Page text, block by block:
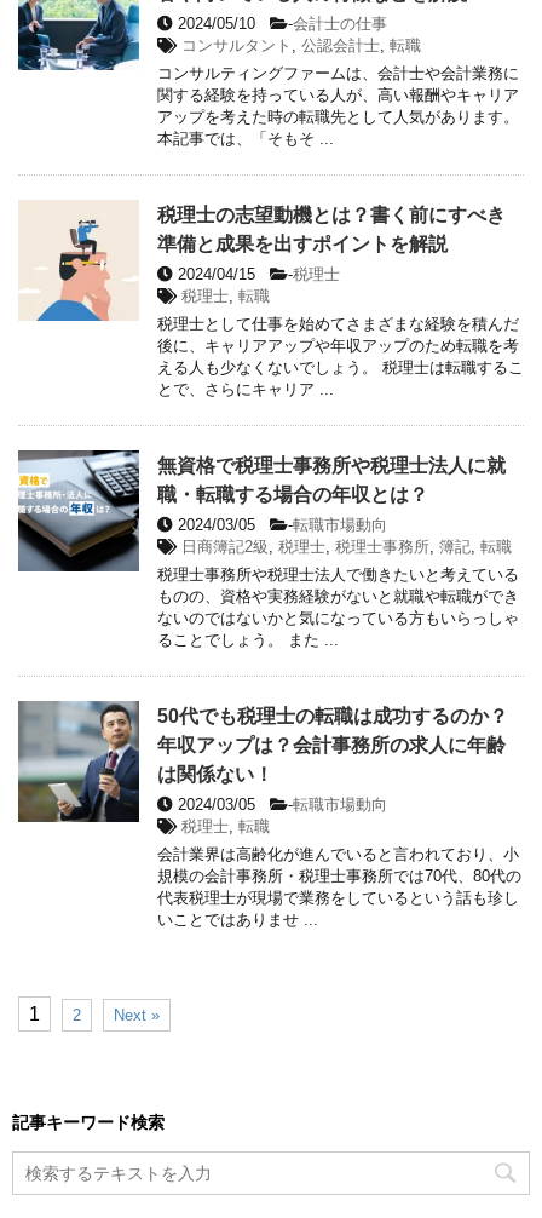
2024/05/10 -会計士の仕事
コンサルタント
公認会計士 転職
コンサルティングファームは、会計士や会計業務に
関する経験を持っている人が、高い報酬やキャリア
アップを考えた時の転職先として人気があります。
本記事では、「そもそ ...
税理士の志望動機とは？書く前にすべき
準備と成果を出すポイントを解説
2024/04/15 -税理士
税理士 転職
税理士として仕事を始めてさまざまな経験を積んだ
後に、キャリアアップや年収アップのため転職を考
える人も少なくないでしょう。 税理士は転職するこ
とで、さらにキャリア ...
無資格で税理士事務所や税理士法人に就
職・転職する場合の年収とは？
2024/03/05 -転職市場動向
日商簿記2級
税理士 税理士事務所 簿記 転職
税理士事務所や税理士法人で働きたいと考えている
ものの、資格や実務経験がないと就職や転職ができ
ないのではないかと気になっている方もいらっしゃ
ることでしょう。 また ...
50代でも税理士の転職は成功するのか？
年収アップは？会計事務所の求人に年齢
は関係ない！
2024/03/05 -転職市場動向
税理士 転職
会計業界は高齢化が進んでいると言われており、小
規模の会計事務所・税理士事務所では70代、80代の
代表税理士が現場で業務をしているという話も珍し
いことではありませ ...
1 2 Next »
記事キーワード検索